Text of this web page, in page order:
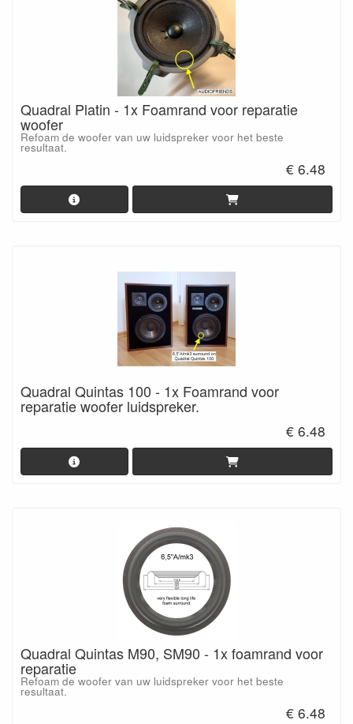
Quadral Platin - 1x Foamrand voor reparatie
woofer
Refoam de woofer van uw luidspreker voor het beste
resultaat.
€ 6.48
Quadral Quintas 100 - 1x Foamrand voor
reparatie woofer luidspreker.
€ 6.48
Quadral Quintas M90, SM90 - 1x foamrand voor
reparatie
Refoam de woofer van uw luidspreker voor het beste
resultaat.
€ 6.48